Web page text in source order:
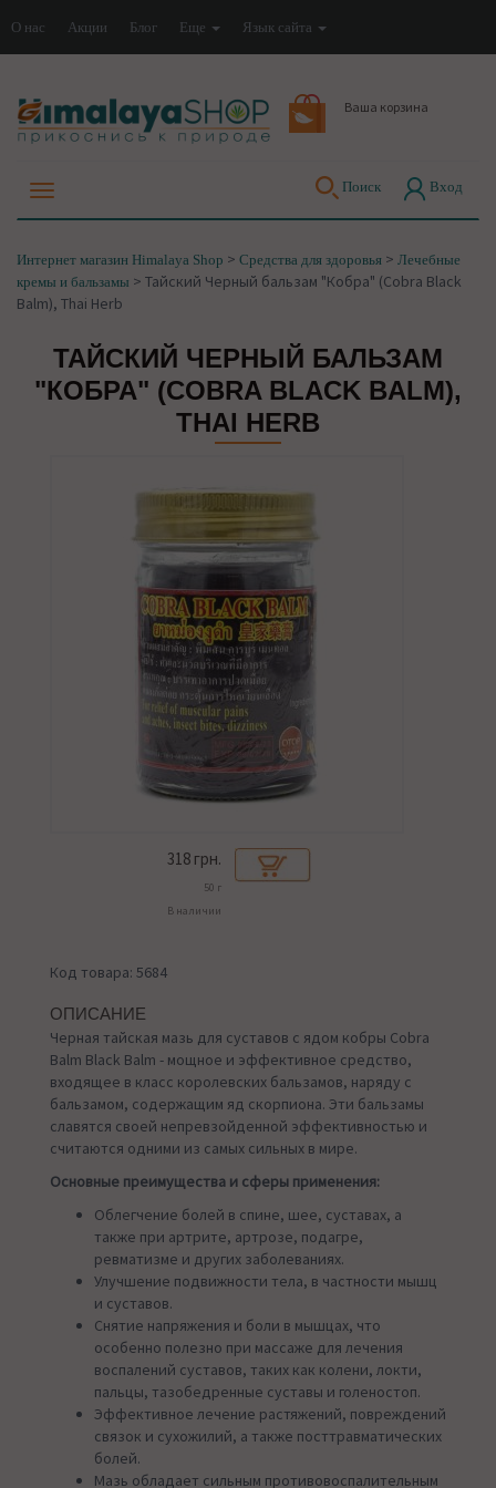
О нас Акции Блог Еще Язык сайта
Ваша корзина
Поиск Вход
Интернет магазин Himalaya Shop > Средства для здоровья > Лечебные
кремы и бальзамы > Тайский Черный бальзам "Кобра" (Cobra Black
Balm), Thai Herb
ТАЙСКИЙ ЧЕРНЫЙ БАЛЬЗАМ
"КОБРА" (COBRA BLACK BALM),
THAI HERB
318 грн.
50 г
В наличии
Код товара: 5684
ОПИСАНИЕ
Черная тайская мазь для суставов с ядом кобры Cobra
Balm Black Balm - мощное и эффективное средство,
входящее в класс королевских бальзамов, наряду с
бальзамом, содержащим яд скорпиона. Эти бальзамы
славятся своей непревзойденной эффективностью и
считаются одними из самых сильных в мире.
Основные преимущества и сферы применения:
Облегчение болей в спине, шее, суставах, а
также при артрите, артрозе, подагре,
ревматизме и других заболеваниях.
Улучшение подвижности тела, в частности мышц
и суставов.
Снятие напряжения и боли в мышцах, что
особенно полезно при массаже для лечения
воспалений суставов, таких как колени, локти,
пальцы, тазобедренные суставы и голеностоп.
Эффективное лечение растяжений, повреждений
связок и сухожилий, а также посттравматических
болей.
Мазь обладает сильным противовоспалительным